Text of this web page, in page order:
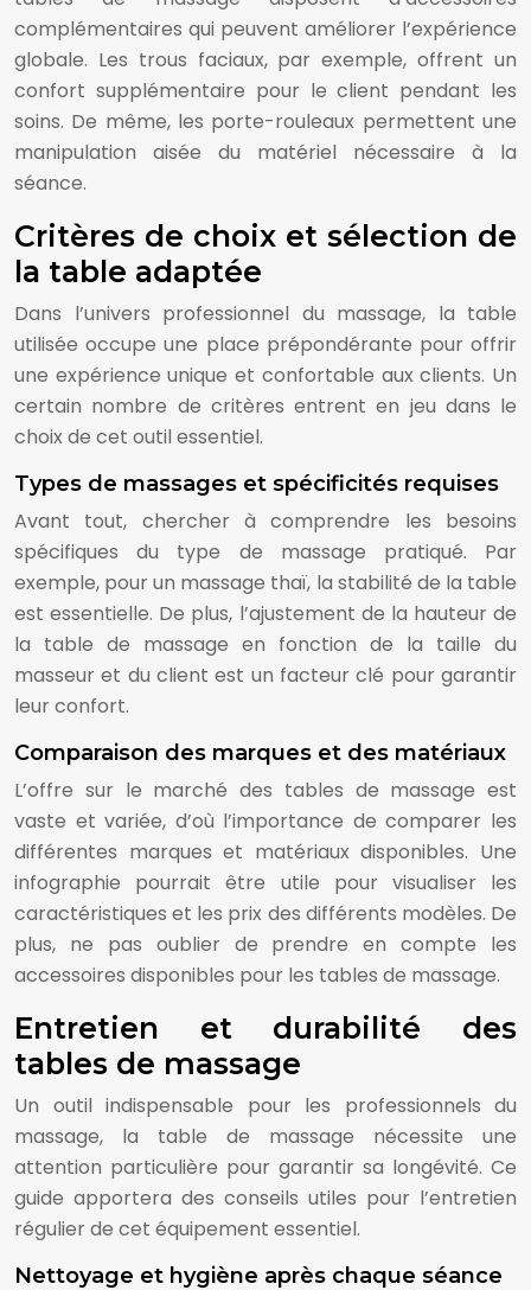
complémentaires qui peuvent améliorer l’expérience
globale. Les trous faciaux, par exemple, offrent un
confort supplémentaire pour le client pendant les
soins. De même, les porte-rouleaux permettent une
manipulation aisée du matériel nécessaire à la
séance.
Critères de choix et sélection de
la table adaptée
Dans l’univers professionnel du massage, la table
utilisée occupe une place prépondérante pour offrir
une expérience unique et confortable aux clients. Un
certain nombre de critères entrent en jeu dans le
choix de cet outil essentiel.
Types de massages et spécificités requises
Avant tout, chercher à comprendre les besoins
spécifiques du type de massage pratiqué. Par
exemple, pour un massage thaï, la stabilité de la table
est essentielle. De plus, l’ajustement de la hauteur de
la table de massage en fonction de la taille du
masseur et du client est un facteur clé pour garantir
leur confort.
Comparaison des marques et des matériaux
L’offre sur le marché des tables de massage est
vaste et variée, d’où l’importance de comparer les
différentes marques et matériaux disponibles. Une
infographie pourrait être utile pour visualiser les
caractéristiques et les prix des différents modèles. De
plus, ne pas oublier de prendre en compte les
accessoires disponibles pour les tables de massage.
Entretien et durabilité des
tables de massage
Un outil indispensable pour les professionnels du
massage, la table de massage nécessite une
attention particulière pour garantir sa longévité. Ce
guide apportera des conseils utiles pour l’entretien
régulier de cet équipement essentiel.
Nettoyage et hygiène après chaque séance